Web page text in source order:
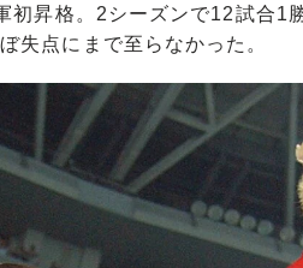
昇格。2シーズンで12試合1
失点にまで至らなかった。